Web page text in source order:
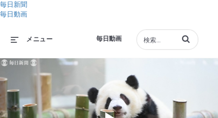
毎日新聞
毎日動画
毎日動画
メニュー 動画の検索語句